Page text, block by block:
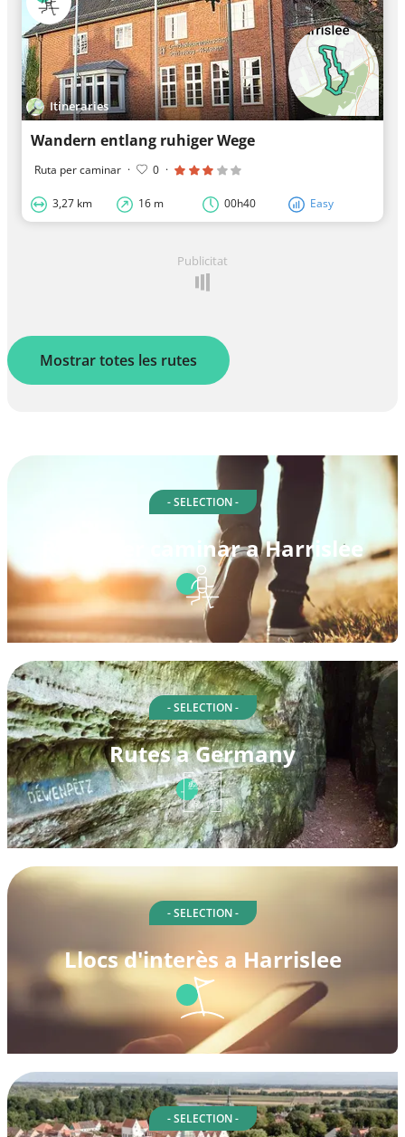
Itineraries
Wandern entlang ruhiger Wege
Ruta per caminar · 0 ·
3,27 km 16 m 00h40 Easy
Publicitat
Mostrar totes les rutes
- SELECTION -
Rutes per caminar a Harrislee
- SELECTION -
Rutes a Germany
- SELECTION -
Llocs d'interès a Harrislee
- SELECTION -